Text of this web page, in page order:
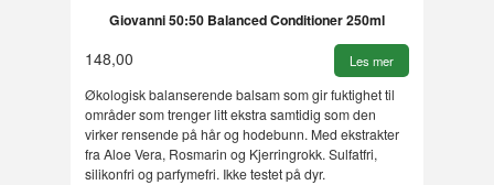
Giovanni 50:50 Balanced Conditioner 250ml
148,00 Les mer
Økologisk balanserende balsam som gir fuktighet til
områder som trenger litt ekstra samtidig som den
virker rensende på hår og hodebunn. Med ekstrakter
fra Aloe Vera, Rosmarin og Kjerringrokk. Sulfatfri,
silikonfri og parfymefri. Ikke testet på dyr.